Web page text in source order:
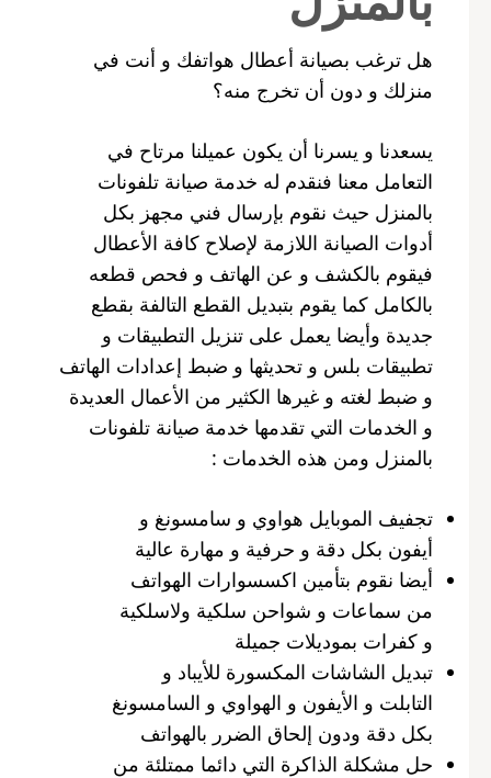
هل ترغب بصيانة أعطال هواتفك و أنت في
منزلك و دون أن تخرج منه؟
يسعدنا و يسرنا أن يكون عميلنا مرتاح في
التعامل معنا فنقدم له خدمة صيانة تلفونات
بالمنزل حيث نقوم بإرسال فني مجهز بكل
أدوات الصيانة اللازمة لإصلاح كافة الأعطال
فيقوم بالكشف و عن الهاتف و فحص قطعه
بالكامل كما يقوم بتبديل القطع التالفة بقطع
جديدة وأيضا يعمل على تنزيل التطبيقات و
تطبيقات بلس و تحديثها و ضبط إعدادات الهاتف
و ضبط لغته و غيرها الكثير من الأعمال العديدة
و الخدمات التي تقدمها خدمة صيانة تلفونات
بالمنزل ومن هذه الخدمات :
تجفيف الموبايل هواوي و سامسونغ و
أيفون بكل دقة و حرفية و مهارة عالية
أيضا نقوم بتأمين اكسسوارات الهواتف
من سماعات و شواحن سلكية ولاسلكية
و كفرات بموديلات جميلة
تبديل الشاشات المكسورة للأيباد و
التابلت و الأيفون و الهواوي و السامسونغ
بكل دقة ودون إلحاق الضرر بالهواتف
حل مشكلة الذاكرة التي دائما ممتلئة من